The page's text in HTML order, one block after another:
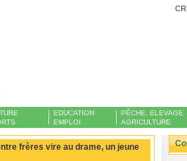
EDUCATION
EMPLOI
PÊCHE, ELEVAGE
AGRICULTURE
frères vire au drame, un jeune